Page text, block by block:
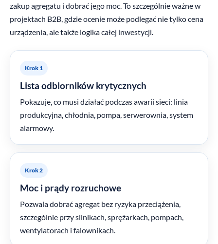
zakup agregatu i dobrać jego moc. To szczególnie ważne w
projektach B2B, gdzie ocenie może podlegać nie tylko cena
urządzenia, ale także logika całej inwestycji.
Krok 1
Lista odbiorników krytycznych
Pokazuje, co musi działać podczas awarii sieci: linia
produkcyjna, chłodnia, pompa, serwerownia, system
alarmowy.
Krok 2
Moc i prądy rozruchowe
Pozwala dobrać agregat bez ryzyka przeciążenia,
szczególnie przy silnikach, sprężarkach, pompach,
wentylatorach i falownikach.